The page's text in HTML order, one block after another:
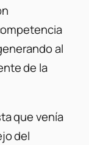
al
de la
que venía
del